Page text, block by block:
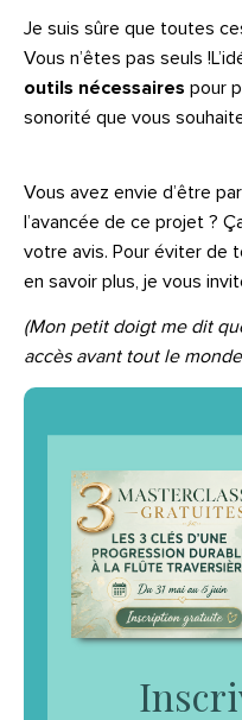
Je suis sûre que toutes
Vous n’êtes pas seuls
outils nécessaires pour
sonorité que vous
Vous avez envie d’être
l’avancée de ce projet ?
votre avis. Pour éviter de
en savoir plus, je vous
(Mon petit doigt me dit
accès avant tout le